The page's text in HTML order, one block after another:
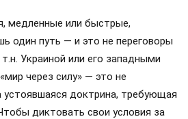
медленные или быстрые,
один путь — и это не переговоры
Украиной или его западными
через силу» — это не
доктрина, требующая
диктовать свои условия за